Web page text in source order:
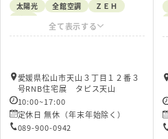
太陽光
全館空調
ＺＥＨ
洋風
愛媛県松山市天山３丁目１２番３
号RNB住宅展 タピス天山
10:00~17:00
定休日 無休（年末年始除く）
089-900-0942